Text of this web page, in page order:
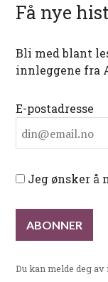
Få nye
Bli med blant
innleggene fra
E-postadresse
Jeg ønsker å
Du kan melde deg av